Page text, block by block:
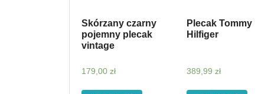
Skórzany czarny
pojemny plecak
vintage
179,00 zł
Plecak Tommy
Hilfiger
389,99 zł